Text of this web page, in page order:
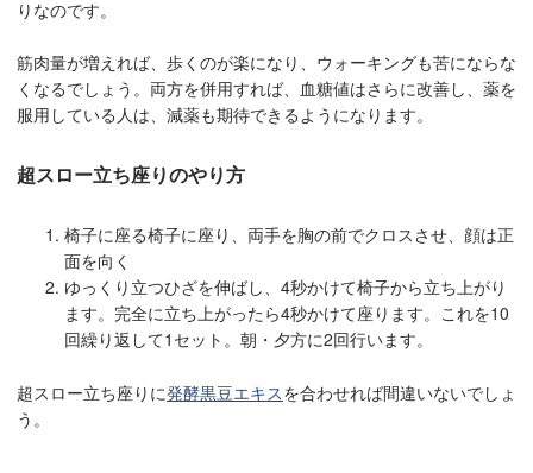
りなのです。
筋肉量が増えれば、歩くのが楽になり、ウォーキングも苦にならな
くなるでしょう。両方を併用すれば、血糖値はさらに改善し、薬を
服用している人は、減薬も期待できるようになります。
超スロー立ち座りのやり方
椅子に座る椅子に座り、両手を胸の前でクロスさせ、顔は正
面を向く
ゆっくり立つひざを伸ばし、4秒かけて椅子から立ち上がり
ます。完全に立ち上がったら4秒かけて座ります。これを10
回繰り返して1セット。朝・夕方に2回行います。
超スロー立ち座りに発酵黒豆エキスを合わせれば間違いないでしょ
う。